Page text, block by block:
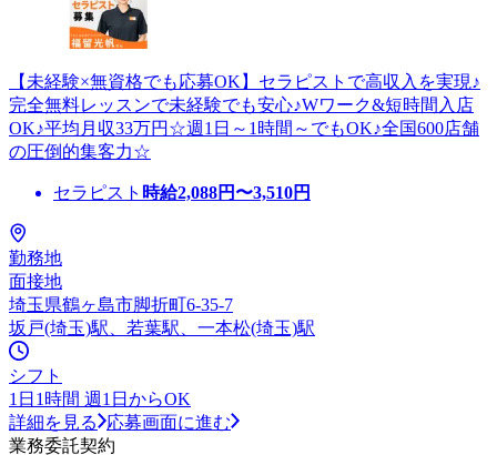
【未経験×無資格でも応募OK】セラピストで高収入を実現♪
完全無料レッスンで未経験でも安心♪Wワーク&短時間入店
OK♪平均月収33万円☆週1日～1時間～でもOK♪全国600店舗
の圧倒的集客力☆
セラピスト 時給2,088円〜3,510円
勤務地
面接地
埼玉県鶴ヶ島市脚折町6-35-7
坂戸(埼玉)駅、若葉駅、一本松(埼玉)駅
シフト
1日1時間 週1日からOK
詳細を見る
応募画面に進む
業務委託契約